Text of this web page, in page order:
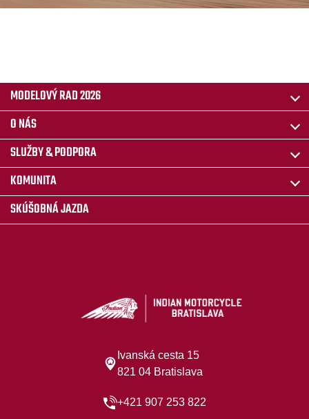
MODELOVÝ RAD 2026
O NÁS
SLUŽBY & PODPORA
KOMUNITA
SKÚŠOBNÁ JAZDA
Ivanská cesta 15
821 04 Bratislava
+421 907 253 822